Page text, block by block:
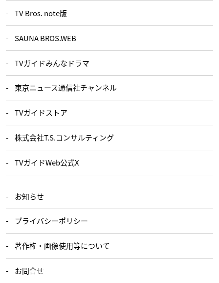
TV Bros. note版
SAUNA BROS.WEB
TVガイドみんなドラマ
東京ニュース通信社チャンネル
TVガイドストア
株式会社T.S.コンサルティング
TVガイドWeb公式X
お知らせ
プライバシーポリシー
著作権・画像使用等について
お問合せ